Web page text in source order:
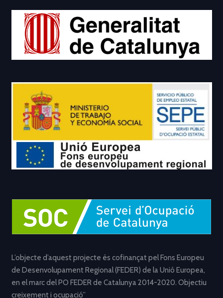
L’objecte d’aquest projecte és cofinançat pel Fons Europeu
de Desenvolupament Regional (FEDER) de la Unió Europea,
en el marc del PO FEDER de Catalunya 2014-2020. Objectiu
creixement i ocupació”